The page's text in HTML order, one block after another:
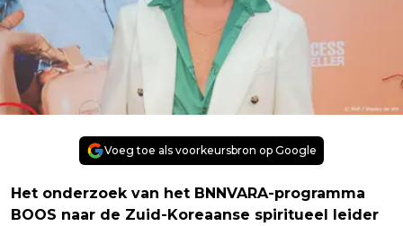
Voeg toe als voorkeursbron op Google
Het onderzoek van het BNNVARA-programma
BOOS naar de Zuid-Koreaanse spiritueel leider